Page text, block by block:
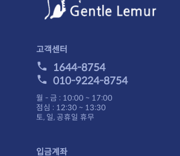
고객센터
1644-8754
010-9224-8754
월 - 금 : 10:00 ~ 17:00
점심 : 12:30 ~ 13:30
토, 일, 공휴일 휴무
입금계좌